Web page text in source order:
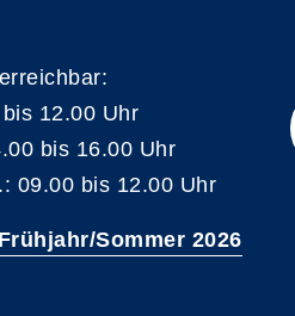
12.00 Uhr
bis 16.00 Uhr
09.00 bis 12.00 Uhr
Sommer 2026